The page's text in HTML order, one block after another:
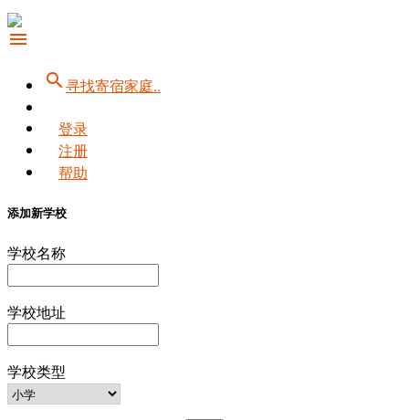
menu
search寻找寄宿家庭..
登录
注册
帮助
添加新学校
学校名称
学校地址
学校类型